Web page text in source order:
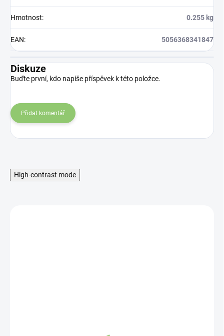
Hmotnost: 0.255 kg
EAN: 5056368341847
Diskuze
Buďte první, kdo napíše příspěvek k této položce.
Přidat komentář
High-contrast mode